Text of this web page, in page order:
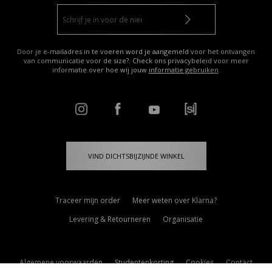
Door je e-mailadres in te voeren word je aangemeld voor het ontvangen
van communicatie voor de size?. Check ons privacybeleid voor meer
informatie over hoe wij jouw informatie gebruiken.
VIND DICHTSBIJZIJNDE WINKEL
Traceer mijn order
Meer weten over Klarna?
Levering & Retourneren
Organisatie
Algemene voorwaarden Studentenkorting Cookies Contact